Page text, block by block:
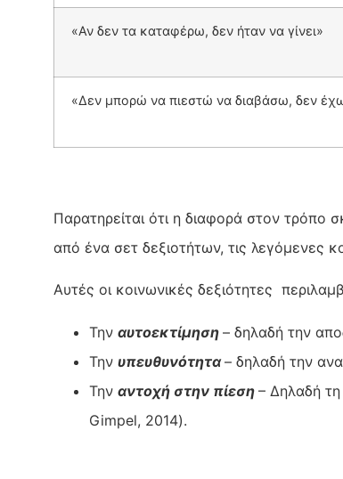
«Αν δεν τα καταφέρω, δεν ήταν να γίνει»
«Δεν μπορώ να πιεστώ να διαβάσω, δεν
Παρατηρείται ότι η διαφορά στον τρόπο
από ένα σετ δεξιοτήτων, τις λεγόμενες
Αυτές οι κοινωνικές δεξιότητες
Την αυτοεκτίµηση – δηλαδή την
Την υπευθυνότητα– δηλαδή την
Την αντοχή στην πίεση – Δηλαδή
Gimpel, 2014).